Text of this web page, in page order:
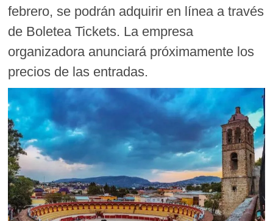
febrero, se podrán adquirir en línea a través
de Boletea Tickets. La empresa
organizadora anunciará próximamente los
precios de las entradas.